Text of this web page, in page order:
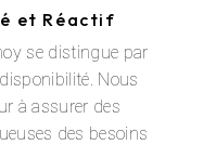
et Réactif
se distingue par
Nous
à assurer des
des besoins